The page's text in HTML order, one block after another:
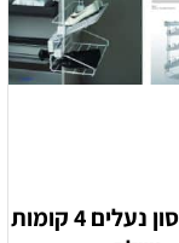
מתקן אחסון נעלים 4 קומות